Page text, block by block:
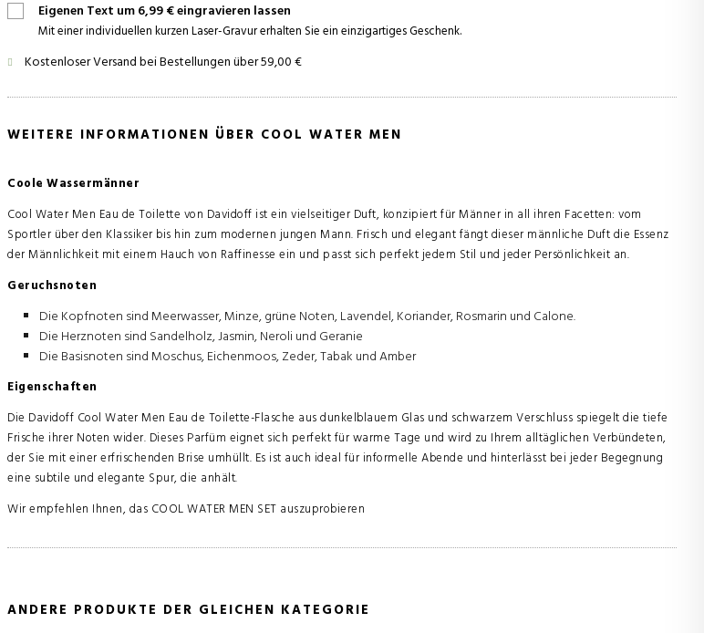
Eigenen Text um 6,99 € eingravieren lassen
Mit einer individuellen kurzen Laser-Gravur erhalten Sie ein einzigartiges Geschenk.
Kostenloser Versand bei Bestellungen über 59,00 €
WEITERE INFORMATIONEN ÜBER COOL WATER MEN
Coole Wassermänner
Cool Water Men Eau de Toilette von Davidoff ist ein vielseitiger Duft, konzipiert für Männer in all ihren Facetten: vom
Sportler über den Klassiker bis hin zum modernen jungen Mann. Frisch und elegant fängt dieser männliche Duft die Essenz
der Männlichkeit mit einem Hauch von Raffinesse ein und passt sich perfekt jedem Stil und jeder Persönlichkeit an.
Geruchsnoten
Die Kopfnoten sind Meerwasser, Minze, grüne Noten, Lavendel, Koriander, Rosmarin und Calone.
Die Herznoten sind Sandelholz, Jasmin, Neroli und Geranie
Die Basisnoten sind Moschus, Eichenmoos, Zeder, Tabak und Amber
Eigenschaften
Die Davidoff Cool Water Men Eau de Toilette-Flasche aus dunkelblauem Glas und schwarzem Verschluss spiegelt die tiefe
Frische ihrer Noten wider. Dieses Parfüm eignet sich perfekt für warme Tage und wird zu Ihrem alltäglichen Verbündeten,
der Sie mit einer erfrischenden Brise umhüllt. Es ist auch ideal für informelle Abende und hinterlässt bei jeder Begegnung
eine subtile und elegante Spur, die anhält.
Wir empfehlen Ihnen, das COOL WATER MEN SET auszuprobieren
ANDERE PRODUKTE DER GLEICHEN KATEGORIE